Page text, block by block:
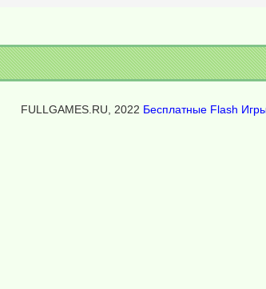
FULLGAMES.RU, 2022 Бесплатные Flash